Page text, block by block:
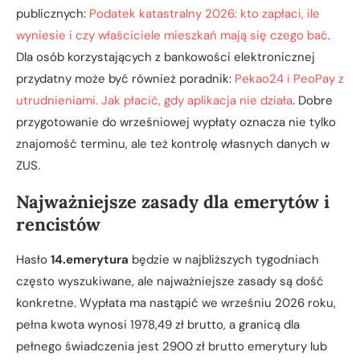
publicznych: Podatek katastralny 2026: kto zapłaci, ile
wyniesie i czy właściciele mieszkań mają się czego bać.
Dla osób korzystających z bankowości elektronicznej
przydatny może być również poradnik: Pekao24 i PeoPay z
utrudnieniami. Jak płacić, gdy aplikacja nie działa. Dobre
przygotowanie do wrześniowej wypłaty oznacza nie tylko
znajomość terminu, ale też kontrolę własnych danych w
ZUS.
Najważniejsze zasady dla emerytów i
rencistów
Hasło 14.emerytura będzie w najbliższych tygodniach
często wyszukiwane, ale najważniejsze zasady są dość
konkretne. Wypłata ma nastąpić we wrześniu 2026 roku,
pełna kwota wynosi 1978,49 zł brutto, a granicą dla
pełnego świadczenia jest 2900 zł brutto emerytury lub